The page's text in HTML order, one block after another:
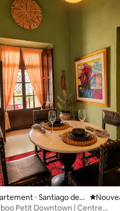
5
sur la base de 70
⋅ Santiago de
Nouvel
Petit Downtown | Centre